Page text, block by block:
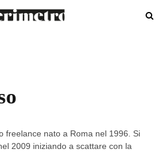
freelance nato a Roma nel 1996. Si
2009 iniziando a scattare con la